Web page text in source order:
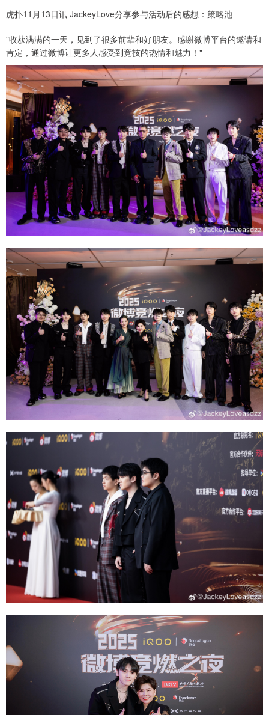
虎扑11月13日讯 JackeyLove分享参与活动后的感想：策略池
"收获满满的一天，见到了很多前辈和好朋友。感谢微博平台的邀请和
肯定，通过微博让更多人感受到竞技的热情和魅力！"